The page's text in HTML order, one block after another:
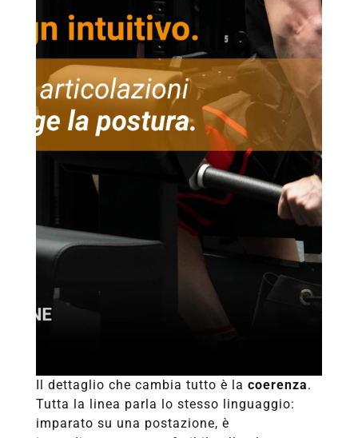
Il dettaglio che cambia tutto è la coerenza.
Tutta la linea parla lo stesso linguaggio:
imparato su una postazione, è